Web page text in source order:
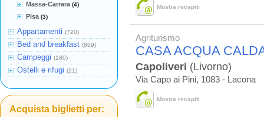
Mostra recapiti
Agriturismo
CASA ACQUA
Capoliveri (Livorno)
Via Capo ai Pini, 1083 - Lacona
Mostra recapiti
Massa-Carrara (4)
Pisa (3)
Appartamenti (720)
Bed and breakfast (869)
Campeggi (180)
Ostelli e rifugi (21)
Acquista biglietti per: